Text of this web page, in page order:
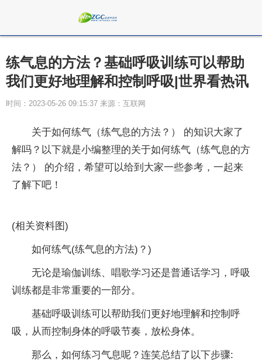
练气息的方法？基础呼吸训练可以帮助
我们更好地理解和控制呼吸|世界看热讯
时间：2023-05-26 09:15:37 来源：互联网
关于如何练气（练气息的方法？） 的知识大家了
解吗？以下就是小编整理的关于如何练气（练气息的方
法？） 的介绍，希望可以给到大家一些参考，一起来
了解下吧！
(相关资料图)
如何练气(练气息的方法)？)
无论是瑜伽训练、唱歌学习还是普通话学习，呼吸
训练都是非常重要的一部分。
基础呼吸训练可以帮助我们更好地理解和控制呼
吸，从而控制身体的呼吸节奏，放松身体。
那么，如何练习气息呢？连笑总结了以下步骤: